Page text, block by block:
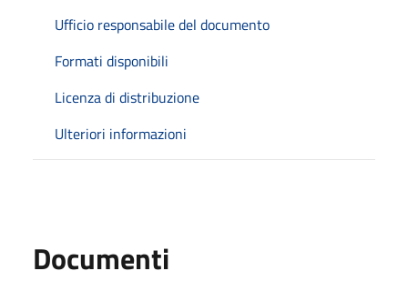
Ufficio responsabile del documento
Formati disponibili
Licenza di distribuzione
Ulteriori informazioni
Documenti